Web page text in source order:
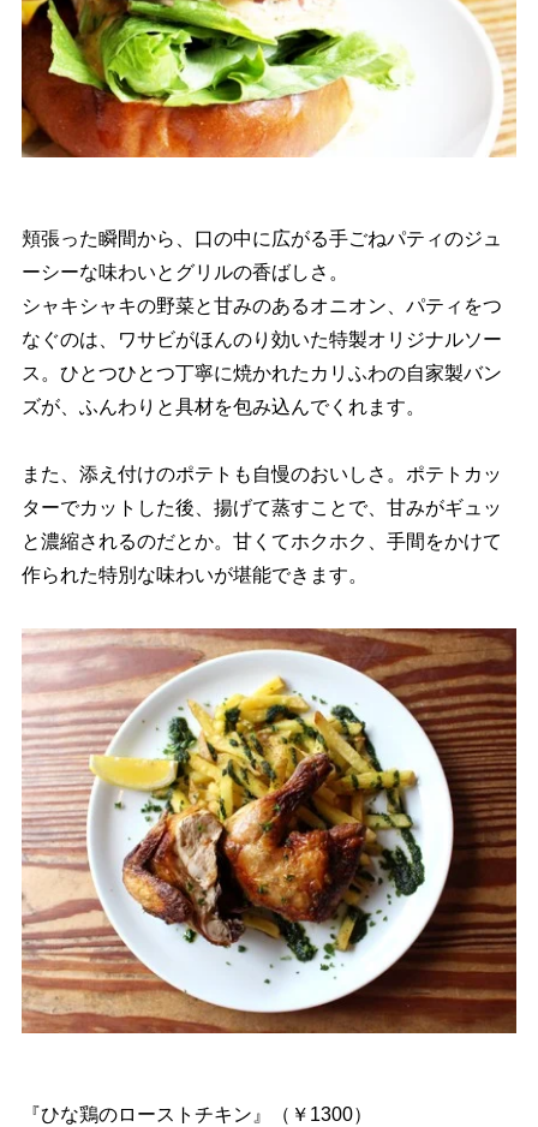
頬張った瞬間から、口の中に広がる手ごねパティのジュ
ーシーな味わいとグリルの香ばしさ。
シャキシャキの野菜と甘みのあるオニオン、パティをつ
なぐのは、ワサビがほんのり効いた特製オリジナルソー
ス。ひとつひとつ丁寧に焼かれたカリふわの自家製バン
ズが、ふんわりと具材を包み込んでくれます。
また、添え付けのポテトも自慢のおいしさ。ポテトカッ
ターでカットした後、揚げて蒸すことで、甘みがギュッ
と濃縮されるのだとか。甘くてホクホク、手間をかけて
作られた特別な味わいが堪能できます。
『ひな鶏のローストチキン』（￥1300）